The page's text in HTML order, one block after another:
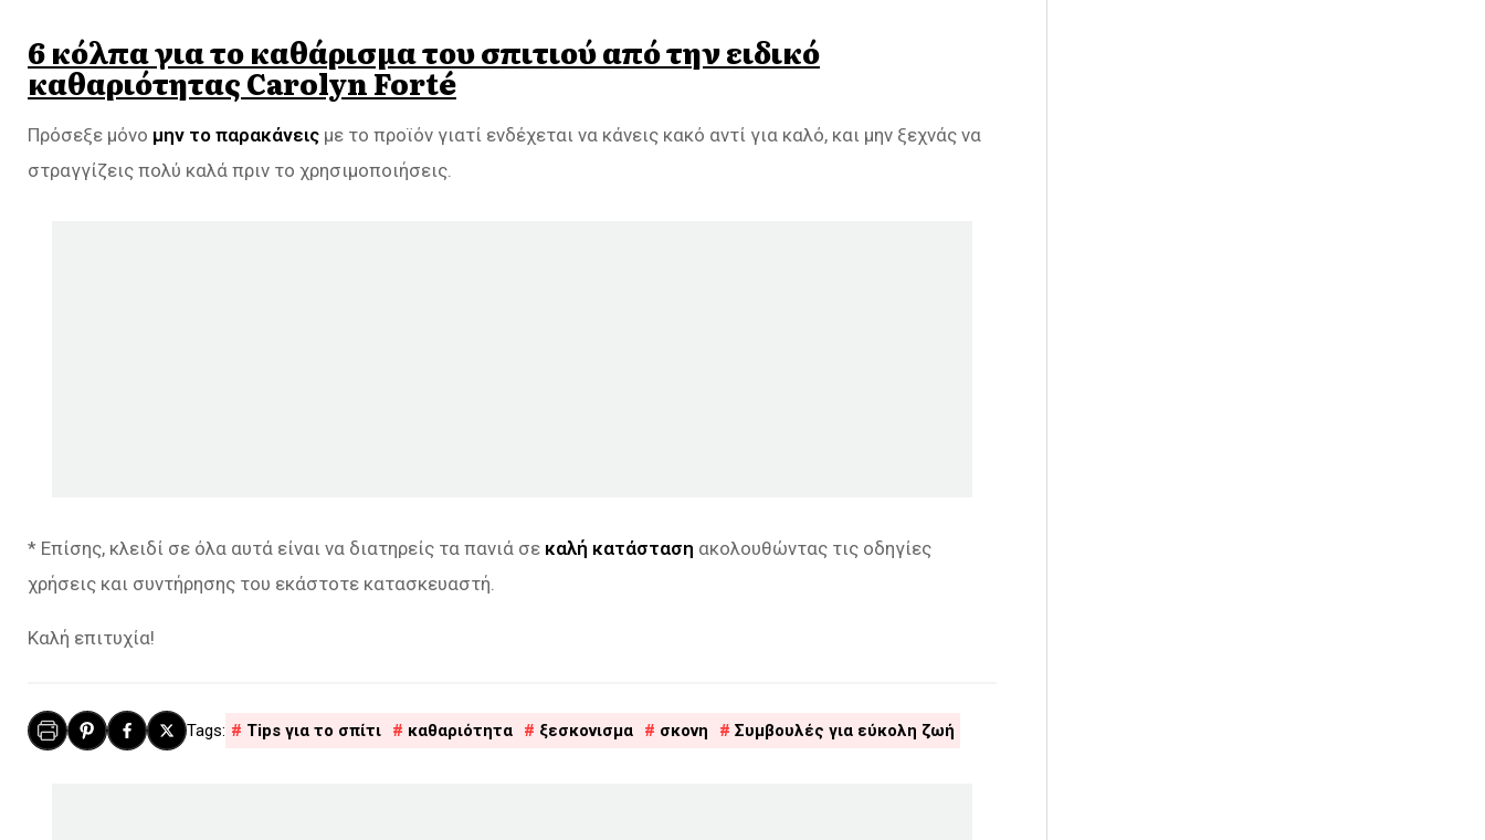
6 κόλπα για το καθάρισμα του σπιτιού από την ειδικό
καθαριότητας Carolyn Forté
Πρόσεξε μόνο μην το παρακάνεις με το προϊόν γιατί ενδέχεται να κάνεις κακό αντί για καλό, και μην ξεχνάς να
στραγγίζεις πολύ καλά πριν το χρησιμοποιήσεις.
* Επίσης, κλειδί σε όλα αυτά είναι να διατηρείς τα πανιά σε καλή κατάσταση ακολουθώντας τις οδηγίες
χρήσεις και συντήρησης του εκάστοτε κατασκευαστή.
Καλή επιτυχία!
Tips για το σπίτι καθαριότητα ξεσκονισμα σκονη Συμβουλές για εύκολη ζωή